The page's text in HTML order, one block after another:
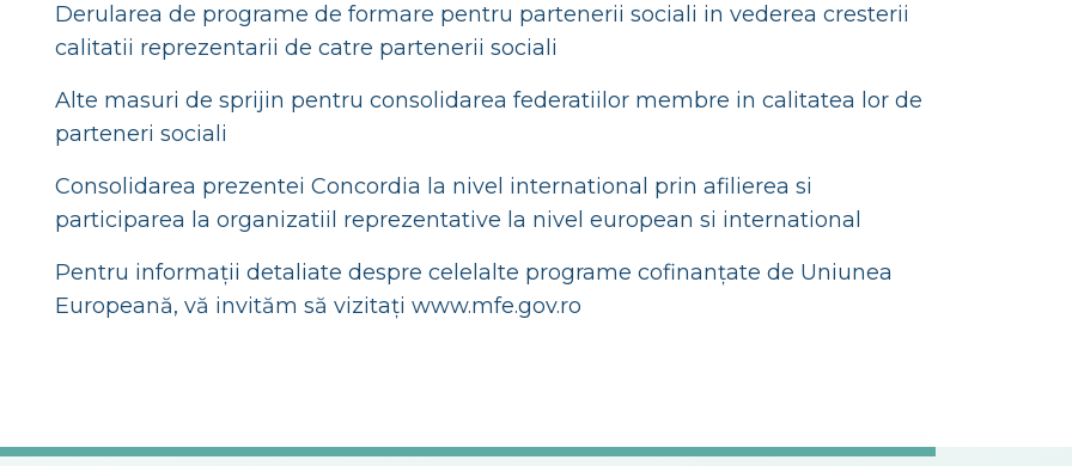
Derularea de programe de formare pentru partenerii sociali in vederea cresterii
calitatii reprezentarii de catre partenerii sociali
Alte masuri de sprijin pentru consolidarea federatiilor membre in calitatea lor de
parteneri sociali
Consolidarea prezentei Concordia la nivel international prin afilierea si
participarea la organizatiil reprezentative la nivel european si international
Pentru informații detaliate despre celelalte programe cofinanțate de Uniunea
Europeană, vă invităm să vizitați www.mfe.gov.ro